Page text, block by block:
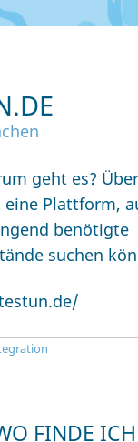
geht es?
eine Plattform,
benötigte
suchen
FINDE